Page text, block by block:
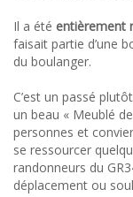
Il a été entièrement
faisait partie d’une
du boulanger.
C’est un passé
un beau « Meublé
personnes et
se ressourcer
randonneurs du
déplacement ou